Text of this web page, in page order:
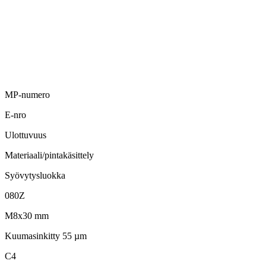
MP-numero
E-nro
Ulottuvuus
Materiaali/pintakäsittely
Syövytysluokka
080Z
M8x30 mm
Kuumasinkitty 55 µm
C4